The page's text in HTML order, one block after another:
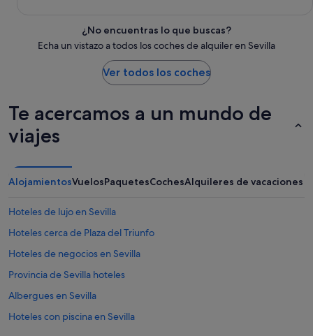
¿No encuentras lo que buscas?
Echa un vistazo a todos los coches de alquiler en Sevilla
Ver todos los coches
Te acercamos a un mundo de
viajes
AlojamientosVuelosPaquetesCochesAlquileres de vacaciones
Hoteles de lujo en Sevilla
Hoteles cerca de Plaza del Triunfo
Hoteles de negocios en Sevilla
Provincia de Sevilla hoteles
Albergues en Sevilla
Hoteles con piscina en Sevilla